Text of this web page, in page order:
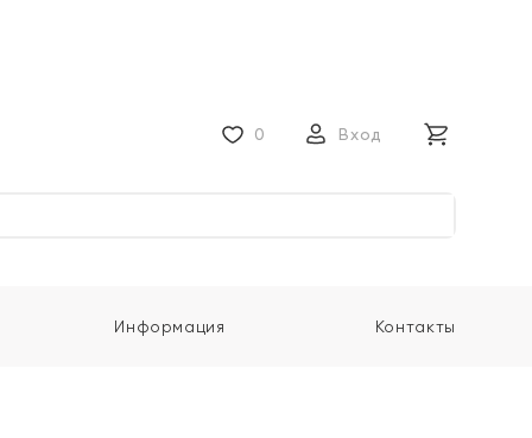
0 Вход
Информация Контакты